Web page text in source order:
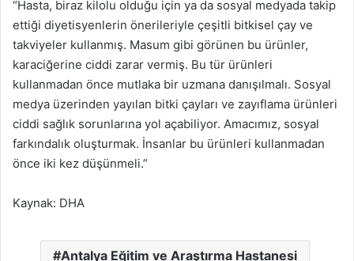
“Hasta, biraz kilolu olduğu için ya da sosyal medyada takip
ettiği diyetisyenlerin önerileriyle çeşitli bitkisel çay ve
takviyeler kullanmış. Masum gibi görünen bu ürünler,
karaciğerine ciddi zarar vermiş. Bu tür ürünleri
kullanmadan önce mutlaka bir uzmana danışılmalı. Sosyal
medya üzerinden yayılan bitki çayları ve zayıflama ürünleri
ciddi sağlık sorunlarına yol açabiliyor. Amacımız, sosyal
farkındalık oluşturmak. İnsanlar bu ürünleri kullanmadan
önce iki kez düşünmeli.”
Kaynak: DHA
Antalya Eğitim ve Araştırma Hastanesi